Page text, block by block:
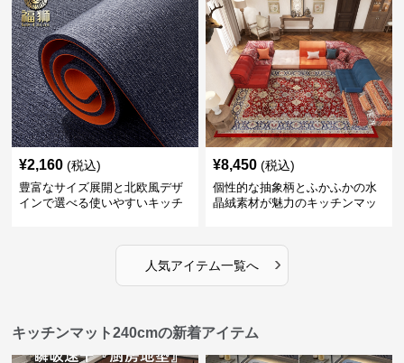
¥2,160 (税込)
豊富なサイズ展開と北欧風デザ
インで選べる使いやすいキッチ
¥8,450 (税込)
個性的な抽象柄とふかふかの水
晶絨素材が魅力のキッチンマッ
人気アイテム一覧へ ›
キッチンマット240cmの新着アイテム